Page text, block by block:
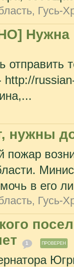
Гусь-
Нужна
отправить
нужны
пожар
в его
Гусь-
1 ПРОВЕРЕН